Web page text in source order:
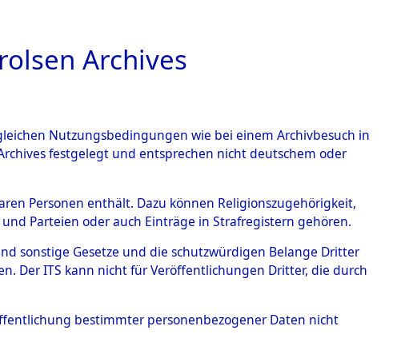
Archives
Nutzungsbedingungen wie bei einem Archivbesuch in
festgelegt und entsprechen nicht deutschem oder
Personen enthält. Dazu können Religionszugehörigkeit,
Parteien oder auch Einträge in Strafregistern gehören.
sonstige Gesetze und die schutzwürdigen Belange Dritter
Der ITS kann nicht für Veröffentlichungen Dritter, die durch
bestimmter personenbezogener Daten nicht